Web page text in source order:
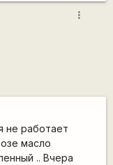
more_vert
не работает
масло
.. Вчера